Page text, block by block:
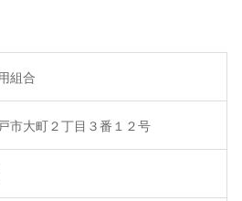
組合
市大町２丁目３番１２号